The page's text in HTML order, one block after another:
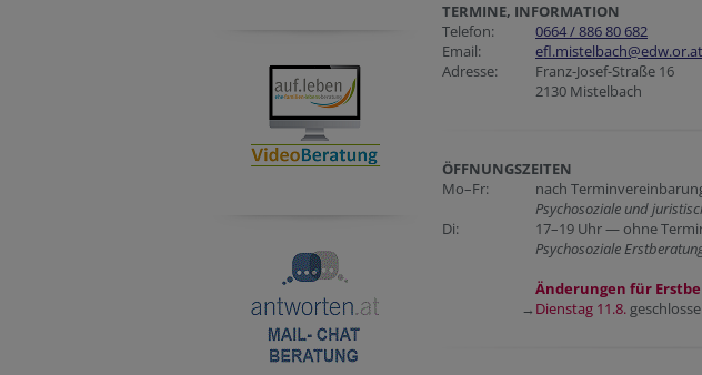
TERMINE, INFORMATION
Telefon:
0664 / 886 80 682
Email:
efl.mistelbach@edw.or.at
Adresse:
Franz-Josef-Straße 16
2130 Mistelbach
ÖFFNUNGSZEITEN
Mo–Fr:
nach
Psychosoziale und
Di:
17–19 Uhr — ohne
Psychosoziale
Änderungen für
→ Dienstag 11.8.